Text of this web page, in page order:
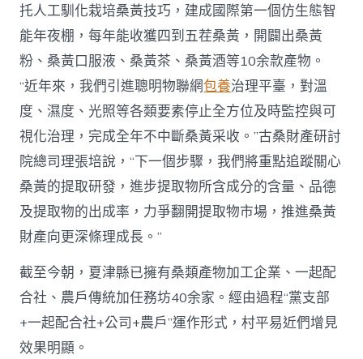
托人工馴化栽培桑黃技巧，建成國際第一個仿生態智
能年夜棚，每年能收獲四到五茬桑黃，開闢出桑黃
粉、桑黃口服液、桑黃茶、桑黃酒等10余款產物。
“近年來，我們引進聰明物聯網包養治理平臺，對溫
度、濕度、光照等各類要素停止全方位及時監控與可
視化治理，完成全年不中斷桑黃采收。”古桑財產研討
院總司理張培說，“下一個步驟，我們將重點追蹤關心
桑黃的提取研發，進步提取物所含成分的含量、品德
及提取物的出成率，力爭翻開提取物市場，推進桑黃
財產向更深條理成長。”
截至今朝，夏津縣已擁有桑類產物加工企業、一起配
合社、農戶傳統加任務坊40余家。經由過程“黨支部
+一起配合社+公司+農戶”運作形式，村平易近們增見
效果明顯。